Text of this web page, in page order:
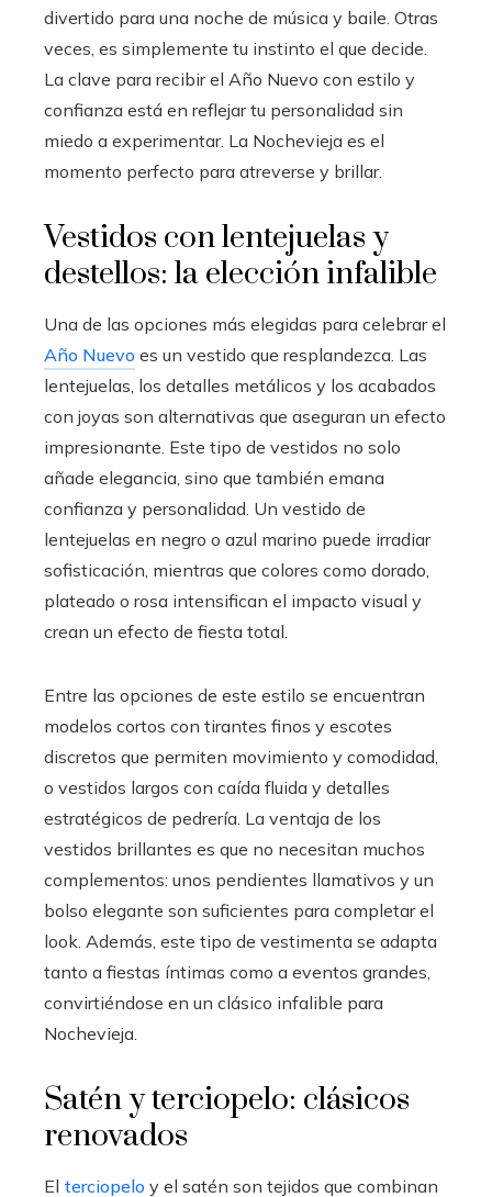
divertido para una noche de música y baile. Otras
veces, es simplemente tu instinto el que decide.
La clave para recibir el Año Nuevo con estilo y
confianza está en reflejar tu personalidad sin
miedo a experimentar. La Nochevieja es el
momento perfecto para atreverse y brillar.
Vestidos con lentejuelas y
destellos: la elección infalible
Una de las opciones más elegidas para celebrar el
Año Nuevo es un vestido que resplandezca. Las
lentejuelas, los detalles metálicos y los acabados
con joyas son alternativas que aseguran un efecto
impresionante. Este tipo de vestidos no solo
añade elegancia, sino que también emana
confianza y personalidad. Un vestido de
lentejuelas en negro o azul marino puede irradiar
sofisticación, mientras que colores como dorado,
plateado o rosa intensifican el impacto visual y
crean un efecto de fiesta total.
Entre las opciones de este estilo se encuentran
modelos cortos con tirantes finos y escotes
discretos que permiten movimiento y comodidad,
o vestidos largos con caída fluida y detalles
estratégicos de pedrería. La ventaja de los
vestidos brillantes es que no necesitan muchos
complementos: unos pendientes llamativos y un
bolso elegante son suficientes para completar el
look. Además, este tipo de vestimenta se adapta
tanto a fiestas íntimas como a eventos grandes,
convirtiéndose en un clásico infalible para
Nochevieja.
Satén y terciopelo: clásicos
renovados
El terciopelo y el satén son tejidos que combinan